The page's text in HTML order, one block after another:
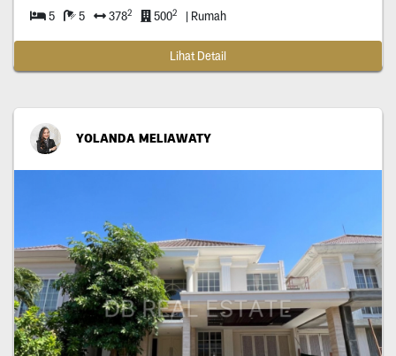
5 5 3782 5002 | Rumah
Lihat Detail
YOLANDA MELIAWATY